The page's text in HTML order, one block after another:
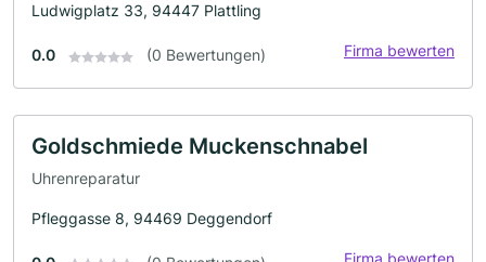
Ludwigplatz 33, 94447 Plattling
0.0 (0 Bewertungen) Firma bewerten
Goldschmiede Muckenschnabel
Uhrenreparatur
Pfleggasse 8, 94469 Deggendorf
Firma bewerten